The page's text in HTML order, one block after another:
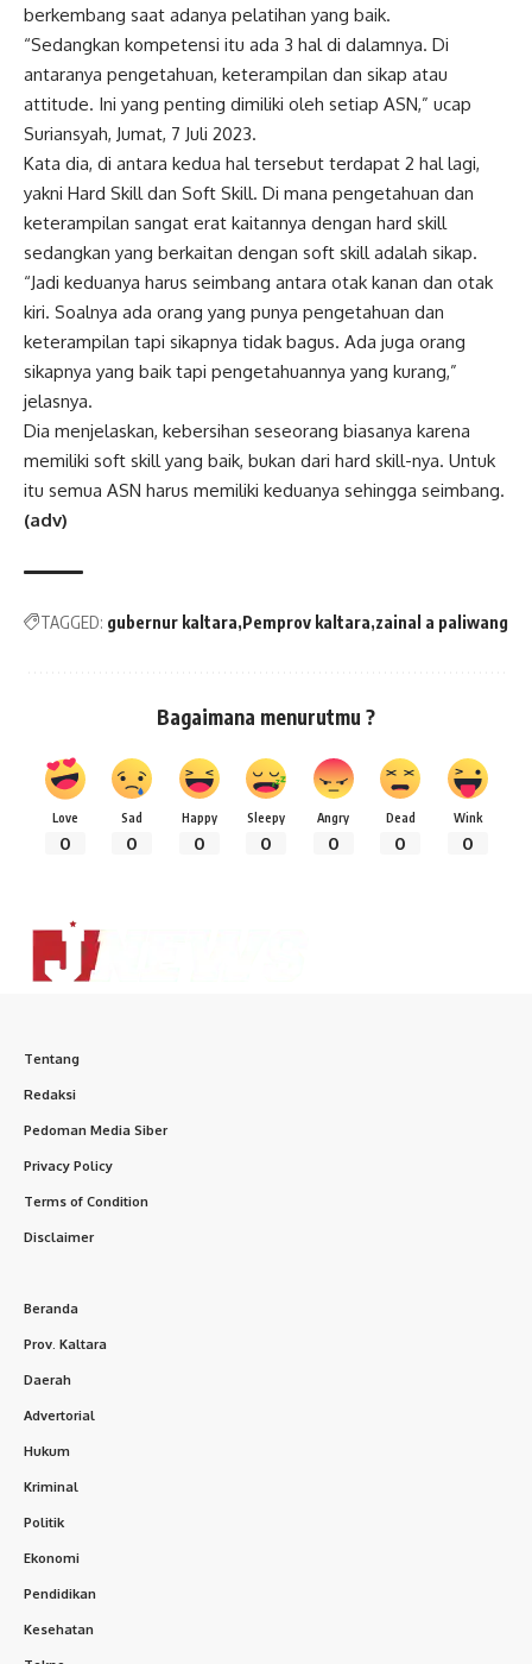
berkembang saat adanya pelatihan yang baik.
“Sedangkan kompetensi itu ada 3 hal di dalamnya. Di
antaranya pengetahuan, keterampilan dan sikap atau
attitude. Ini yang penting dimiliki oleh setiap ASN,” ucap
Suriansyah, Jumat, 7 Juli 2023.
Kata dia, di antara kedua hal tersebut terdapat 2 hal lagi,
yakni Hard Skill dan Soft Skill. Di mana pengetahuan dan
keterampilan sangat erat kaitannya dengan hard skill
sedangkan yang berkaitan dengan soft skill adalah sikap.
“Jadi keduanya harus seimbang antara otak kanan dan otak
kiri. Soalnya ada orang yang punya pengetahuan dan
keterampilan tapi sikapnya tidak bagus. Ada juga orang
sikapnya yang baik tapi pengetahuannya yang kurang,”
jelasnya.
Dia menjelaskan, kebersihan seseorang biasanya karena
memiliki soft skill yang baik, bukan dari hard skill-nya. Untuk
itu semua ASN harus memiliki keduanya sehingga seimbang.
(adv)
TAGGED: gubernur kaltara Pemprov kaltara zainal a paliwang
Bagaimana menurutmu ?
Love
0
Sad
0
Happy
0
Sleepy
0
Angry
0
Dead
0
Wink
0
Tentang
Redaksi
Pedoman Media Siber
Privacy Policy
Terms of Condition
Disclaimer
Beranda
Prov. Kaltara
Daerah
Advertorial
Hukum
Kriminal
Politik
Ekonomi
Pendidikan
Kesehatan